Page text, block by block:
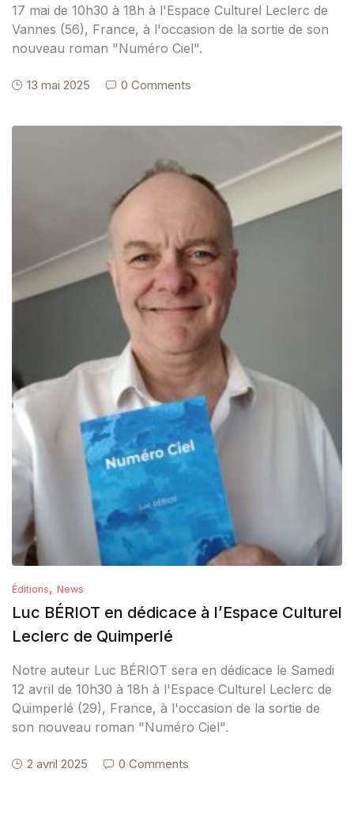
17 mai de 10h30 à 18h à l'Espace Culturel Leclerc de
Vannes (56), France, à l'occasion de la sortie de son
nouveau roman "Numéro Ciel".
13 mai 2025 0 Comments
Éditions, News
Luc BÉRIOT en dédicace à l’Espace Culturel
Leclerc de Quimperlé
Notre auteur Luc BÉRIOT sera en dédicace le Samedi
12 avril de 10h30 à 18h à l'Espace Culturel Leclerc de
Quimperlé (29), France, à l'occasion de la sortie de
son nouveau roman "Numéro Ciel".
2 avril 2025 0 Comments